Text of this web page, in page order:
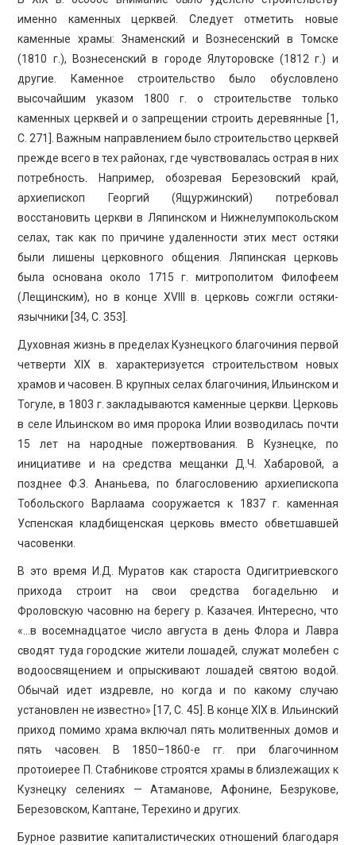
именно каменных церквей. Следует отметить новые
каменные храмы: Знаменский и Вознесенский в Томске
(1810 г.), Вознесенский в городе Ялуторовске (1812 г.) и
другие. Каменное строительство было обусловлено
высочайшим указом 1800 г. о строительстве только
каменных церквей и о запрещении строить деревянные [1,
С. 271]. Важным направлением было строительство церквей
прежде всего в тех районах, где чувствовалась острая в них
потребность. Например, обозревая Березовский край,
архиепископ Георгий (Ящуржинский) потребовал
восстановить церкви в Ляпинском и Нижнелумпокольском
селах, так как по причине удаленности этих мест остяки
были лишены церковного общения. Ляпинская церковь
была основана около 1715 г. митрополитом Филофеем
(Лещинским), но в конце XVIII в. церковь сожгли остяки-
язычники [34, С. 353].
Духовная жизнь в пределах Кузнецкого благочиния первой
четверти XIX в. характеризуется строительством новых
храмов и часовен. В крупных селах благочиния, Ильинском и
Тогуле, в 1803 г. закладываются каменные церкви. Церковь
в селе Ильинском во имя пророка Илии возводилась почти
15 лет на народные пожертвования. В Кузнецке, по
инициативе и на средства мещанки Д.Ч. Хабаровой, а
позднее Ф.З. Ананьева, по благословению архиепископа
Тобольского Варлаама сооружается к 1837 г. каменная
Успенская кладбищенская церковь вместо обветшавшей
часовенки.
В это время И.Д. Муратов как староста Одигитриевского
прихода строит на свои средства богадельню и
Фроловскую часовню на берегу р. Казачея. Интересно, что
«…в восемнадцатое число августа в день Флора и Лавра
сводят туда городские жители лошадей, служат молебен с
водоосвящением и опрыскивают лошадей святою водой.
Обычай идет издревле, но когда и по какому случаю
установлен не известно» [17, С. 45]. В конце XIX в. Ильинский
приход помимо храма включал пять молитвенных домов и
пять часовен. В 1850–1860-е гг. при благочинном
протоиерее П. Стабникове строятся храмы в близлежащих к
Кузнецку селениях — Атаманове, Афонине, Безрукове,
Березовском, Каптане, Терехино и других.
Бурное развитие капиталистических отношений благодаря